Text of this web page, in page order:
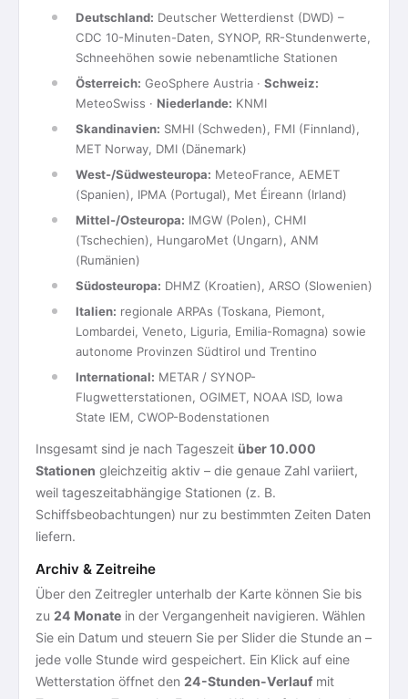
Deutschland: Deutscher Wetterdienst (DWD) –
CDC 10-Minuten-Daten, SYNOP, RR-Stundenwerte,
Schneehöhen sowie nebenamtliche Stationen
Österreich: GeoSphere Austria · Schweiz:
MeteoSwiss · Niederlande: KNMI
Skandinavien: SMHI (Schweden), FMI (Finnland),
MET Norway, DMI (Dänemark)
West-/Südwesteuropa: MeteoFrance, AEMET
(Spanien), IPMA (Portugal), Met Éireann (Irland)
Mittel-/Osteuropa: IMGW (Polen), CHMI
(Tschechien), HungaroMet (Ungarn), ANM
(Rumänien)
Südosteuropa: DHMZ (Kroatien), ARSO (Slowenien)
Italien: regionale ARPAs (Toskana, Piemont,
Lombardei, Veneto, Liguria, Emilia-Romagna) sowie
autonome Provinzen Südtirol und Trentino
International: METAR / SYNOP-
Flugwetterstationen, OGIMET, NOAA ISD, Iowa
State IEM, CWOP-Bodenstationen
Insgesamt sind je nach Tageszeit über 10.000
Stationen gleichzeitig aktiv – die genaue Zahl variiert,
weil tageszeitabhängige Stationen (z. B.
Schiffsbeobachtungen) nur zu bestimmten Zeiten Daten
liefern.
Archiv & Zeitreihe
Über den Zeitregler unterhalb der Karte können Sie bis
zu 24 Monate in der Vergangenheit navigieren. Wählen
Sie ein Datum und steuern Sie per Slider die Stunde an –
jede volle Stunde wird gespeichert. Ein Klick auf eine
Wetterstation öffnet den 24-Stunden-Verlauf mit